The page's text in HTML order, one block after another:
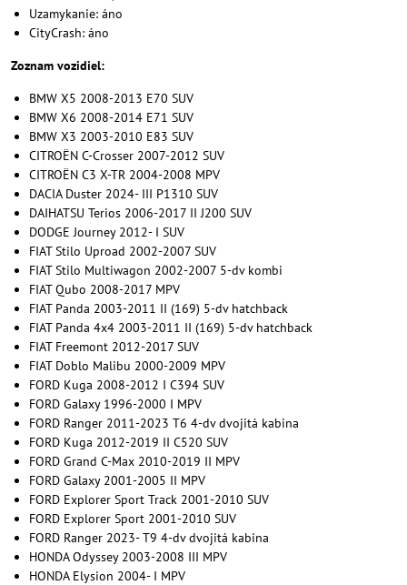
Uzamykanie: áno
CityCrash: áno
Zoznam vozidiel:
BMW X5 2008-2013 E70 SUV
BMW X6 2008-2014 E71 SUV
BMW X3 2003-2010 E83 SUV
CITROËN C-Crosser 2007-2012 SUV
CITROËN C3 X-TR 2004-2008 MPV
DACIA Duster 2024- III P1310 SUV
DAIHATSU Terios 2006-2017 II J200 SUV
DODGE Journey 2012- I SUV
FIAT Stilo Uproad 2002-2007 SUV
FIAT Stilo Multiwagon 2002-2007 5-dv kombi
FIAT Qubo 2008-2017 MPV
FIAT Panda 2003-2011 II (169) 5-dv hatchback
FIAT Panda 4x4 2003-2011 II (169) 5-dv hatchback
FIAT Freemont 2012-2017 SUV
FIAT Doblo Malibu 2000-2009 MPV
FORD Kuga 2008-2012 I C394 SUV
FORD Galaxy 1996-2000 I MPV
FORD Ranger 2011-2023 T6 4-dv dvojitá kabina
FORD Kuga 2012-2019 II C520 SUV
FORD Grand C-Max 2010-2019 II MPV
FORD Galaxy 2001-2005 II MPV
FORD Explorer Sport Track 2001-2010 SUV
FORD Explorer Sport 2001-2010 SUV
FORD Ranger 2023- T9 4-dv dvojitá kabina
HONDA Odyssey 2003-2008 III MPV
HONDA Elysion 2004- I MPV